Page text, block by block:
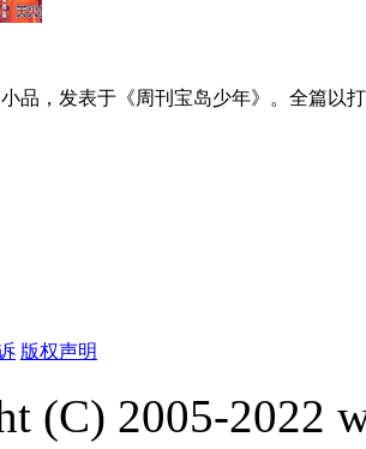
品，发表于《周刊宝岛少年》。全篇以
版权声明
(C) 2005-2022